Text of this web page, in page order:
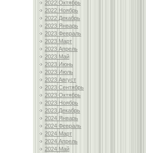
2022 Октябрь
2022 Ноябрь
2022 Декабрь
2023 Январь
2023 Февраль
2023 Март
2023 Апрель
2023 Май
2023 Июнь
2023 Июль
2023 Август
2023 Сентябрь
2023 Октябрь
2023 Ноябрь
2023 Декабрь
2024 Январь
2024 Февраль
2024 Март
2024 Апрель
2024 Май